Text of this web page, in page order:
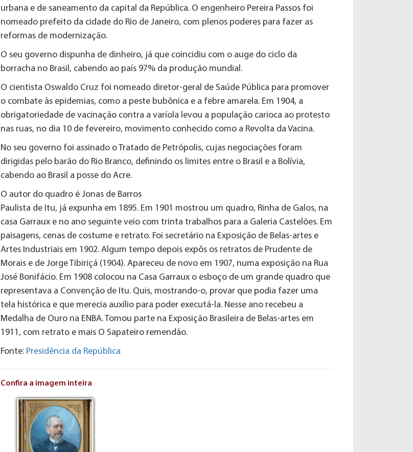
urbana e de saneamento da capital da República. O engenheiro Pereira Passos foi
nomeado prefeito da cidade do Rio de Janeiro, com plenos poderes para fazer as
reformas de modernização.
O seu governo dispunha de dinheiro, já que coincidiu com o auge do ciclo da
borracha no Brasil, cabendo ao país 97% da produção mundial.
O cientista Oswaldo Cruz foi nomeado diretor-geral de Saúde Pública para promover
o combate às epidemias, como a peste bubônica e a febre amarela. Em 1904, a
obrigatoriedade de vacinação contra a varíola levou a população carioca ao protesto
nas ruas, no dia 10 de fevereiro, movimento conhecido como a Revolta da Vacina.
No seu governo foi assinado o Tratado de Petrópolis, cujas negociações foram
dirigidas pelo barão do Rio Branco, definindo os limites entre o Brasil e a Bolívia,
cabendo ao Brasil a posse do Acre.
O autor do quadro é Jonas de Barros
Paulista de Itu, já expunha em 1895. Em 1901 mostrou um quadro, Rinha de Galos, na
casa Garraux e no ano seguinte veio com trinta trabalhos para a Galeria Castelões. Em
paisagens, cenas de costume e retrato. Foi secretário na Exposição de Belas-artes e
Artes Industriais em 1902. Algum tempo depois expôs os retratos de Prudente de
Morais e de Jorge Tibiriçá (1904). Apareceu de novo em 1907, numa exposição na Rua
José Bonifácio. Em 1908 colocou na Casa Garraux o esboço de um grande quadro que
representava a Convenção de Itu. Quis, mostrando-o, provar que podia fazer uma
tela histórica e que merecia auxílio para poder executá-la. Nesse ano recebeu a
Medalha de Ouro na ENBA. Tomou parte na Exposição Brasileira de Belas-artes em
1911, com retrato e mais O Sapateiro remendão.
Fonte: Presidência da República
Confira a imagem inteira